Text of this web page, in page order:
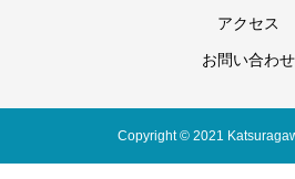
アクセス
お問い合わせ
Copyright © 2021